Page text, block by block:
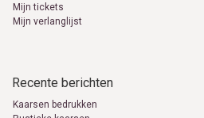
Mijn tickets
Mijn verlanglijst
Recente berichten
Kaarsen bedrukken